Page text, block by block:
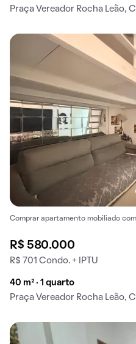
Praça Vereador Rocha Leão,
Comprar apartamento mobiliado
R$ 580.000
R$ 701 Condo. + IPTU
40 m² · 1 quarto
Praça Vereador Rocha Leão,